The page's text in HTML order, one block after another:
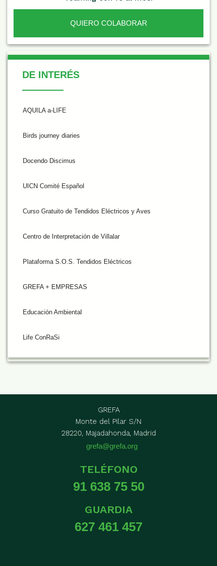
QUIERO COLABORAR
De Interés
DE INTERÉS
AQUILA a-LIFE
Birds journey diaries
Docendo Discimus
UICN Comité Español
Curso Gratuito de Tendidos Eléctricos y Aves
Centro de Interpretación de Villalar
Plataforma S.O.S. Tendidos Eléctricos
GREFA + EMPRESAS
Educación Ambiental
Life ConRaSi
GREFA
Monte del Pilar S/N
28220, Majadahonda, Madrid
grefa@grefa.org
TELÉFONO
91 638 75 50
GUARDIA
627 461 457